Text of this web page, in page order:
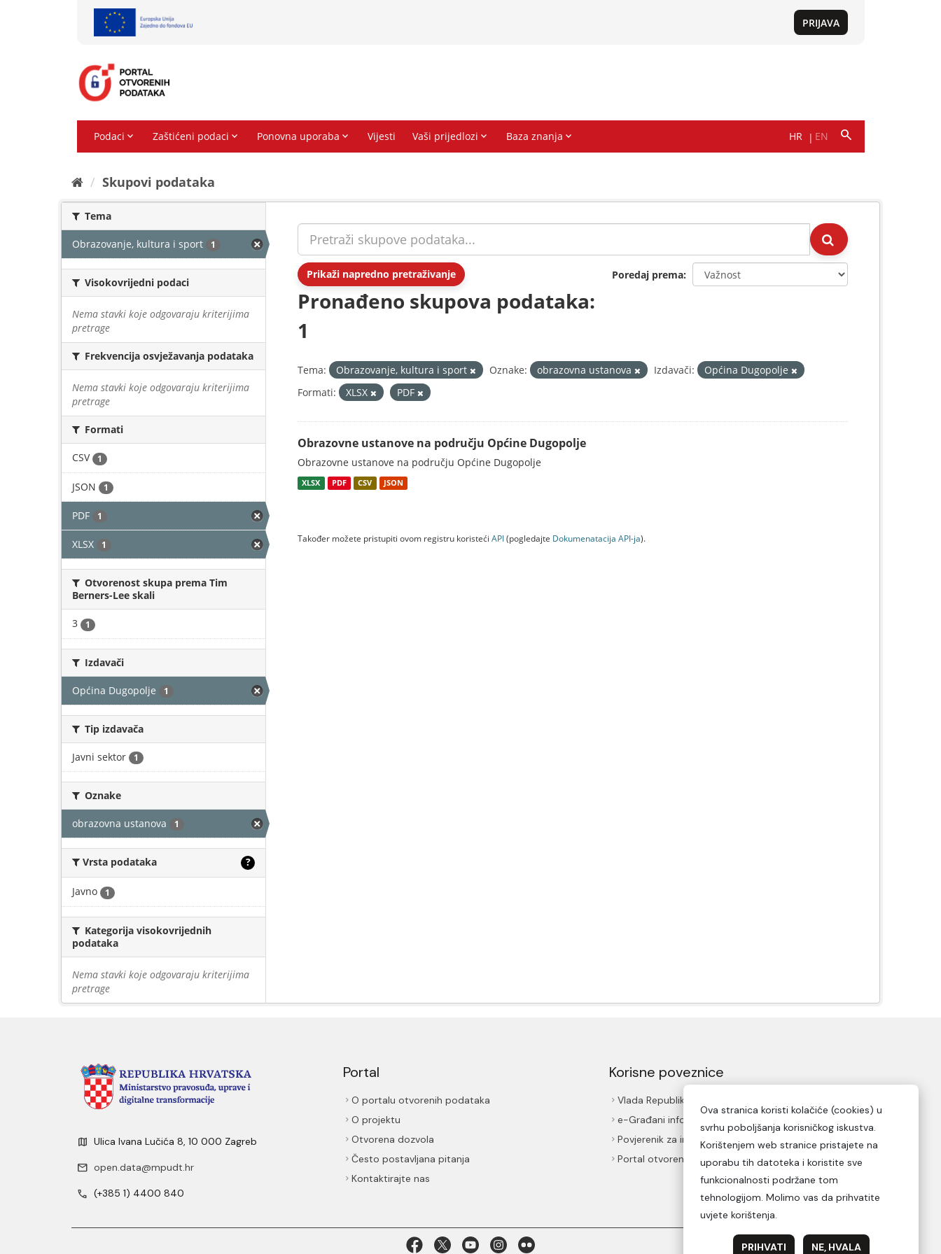
Skupovi podаtаkа
Tema
Obrazovanje, kultura i sport 1
Visokovrijedni podaci
Nema stavki koje odgovaraju kriterijima
pretrage
Frekvencija osvježavanja podataka
Nema stavki koje odgovaraju kriterijima
pretrage
Formati
CSV 1
JSON 1
PDF 1
XLSX 1
Otvorenost skupa prema Tim
Berners-Lee skali
3 1
Izdavači
Općina Dugopolje 1
Tip izdavača
Javni sektor 1
Oznake
obrazovna ustanova 1
Vrsta podataka ?
Javno 1
Kategorija visokovrijednih
podataka
Nema stavki koje odgovaraju kriterijima
pretrage
Prikaži napredno pretraživanje Poredaj prema
Pronađeno skupova podataka:
1
Tema: Obrazovanje, kultura i sport Oznake: obrazovna ustanova Izdavači:
Općina Dugopolje
Formati:
XLSX PDF
Obrazovne ustanove na području Općine Dugopolje
Obrazovne ustanove na području Općine Dugopolje
XLSX PDF CSV JSON
Također možete pristupiti ovom registru koristeći API(pogledajte Dokumenаtаcijа API-jа).